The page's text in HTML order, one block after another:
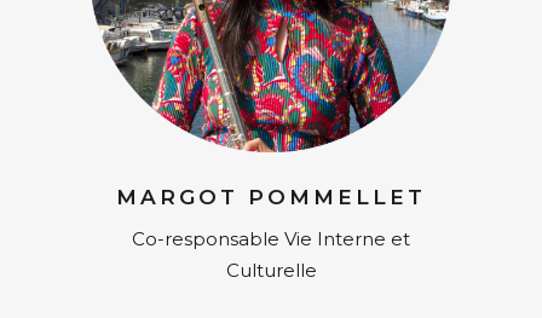
MARGOT POMMELLET
Co-responsable Vie Interne et
Culturelle